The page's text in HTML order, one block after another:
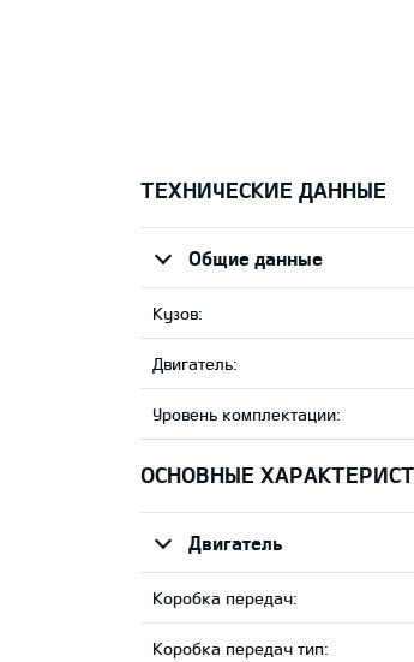
ТЕХНИЧЕСКИЕ ДАННЫЕ
Общие данные
Кузов:
Двигатель:
Уровень комплектации:
ОСНОВНЫЕ
Двигатель
Коробка передач:
Коробка передач тип: